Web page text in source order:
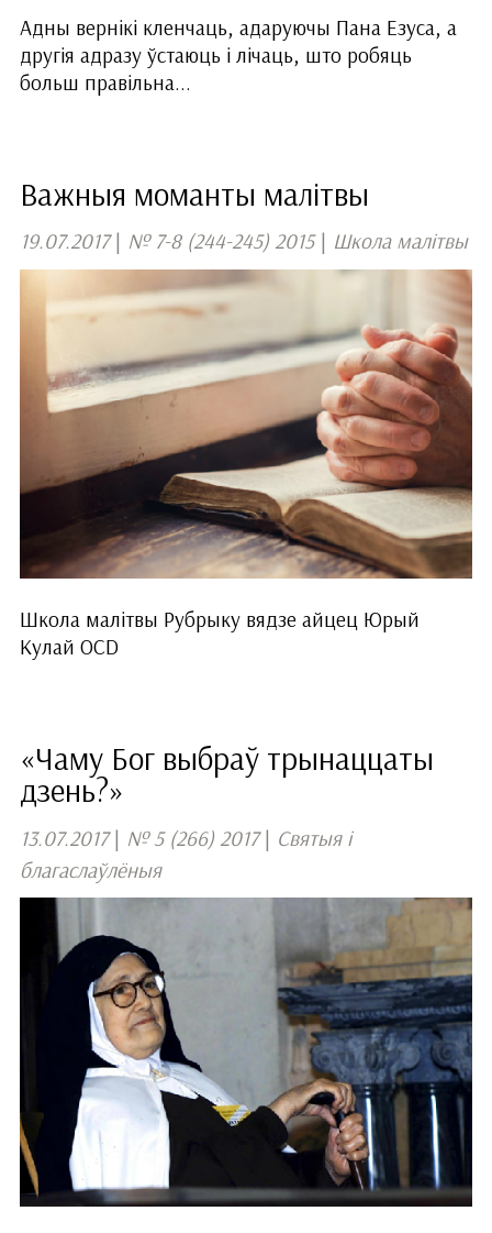
Адны вернікі кленчаць, адаруючы Пана Езуса, а
другія адразу ўстаюць і лічаць, што робяць
больш правільна...
Важныя моманты малітвы
19.07.2017 | № 7-8 (244-245) 2015 | Школа малітвы
Школа малітвы Рубрыку вядзе айцец Юрый
Кулай OCD
«Чаму Бог выбраў трынаццаты
дзень?»
13.07.2017| № 5 (266) 2017 | Святыя і
благаслаўлёныя